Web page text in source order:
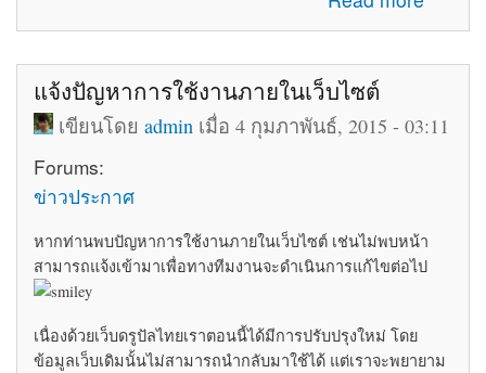
แจ้งปัญหาการใช้งานภายในเว็บไซต์
เขียนโดยadmin เมื่อ 4 กุมภาพันธ์, 2015 - 03:11
Forums:
ข่าวประกาศ
หากท่านพบปัญหาการใช้งานภายในเว็บไซต์ เช่นไม่พบหน้า
สามารถแจ้งเข้ามาเพื่อทางทีมงานจะดำเนินการแก้ไขต่อไป
เนื่องด้วยเว็บดรูปัลไทยเราตอนนี้ได้มีการปรับปรุงใหม่ โดย
ข้อมูลเว็บเดิมนั้นไม่สามารถนำกลับมาใช้ได้ แต่เราจะพยายาม